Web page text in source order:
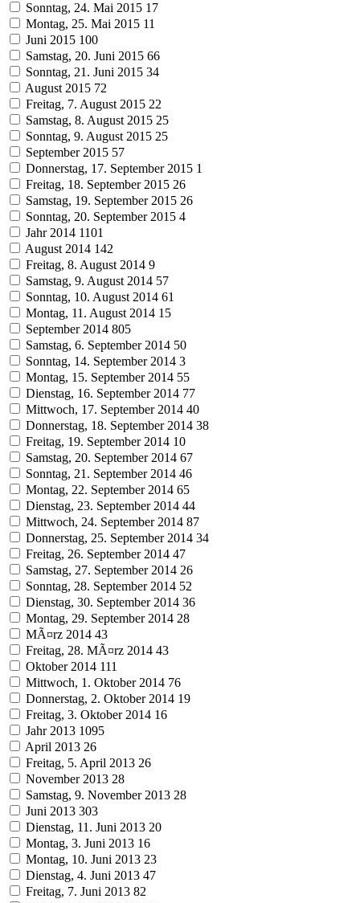
Sonntag, 24. Mai 2015 17
Montag, 25. Mai 2015 11
Juni 2015 100
Samstag, 20. Juni 2015 66
Sonntag, 21. Juni 2015 34
August 2015 72
Freitag, 7. August 2015 22
Samstag, 8. August 2015 25
Sonntag, 9. August 2015 25
September 2015 57
Donnerstag, 17. September 2015 1
Freitag, 18. September 2015 26
Samstag, 19. September 2015 26
Sonntag, 20. September 2015 4
Jahr 2014 1101
August 2014 142
Freitag, 8. August 2014 9
Samstag, 9. August 2014 57
Sonntag, 10. August 2014 61
Montag, 11. August 2014 15
September 2014 805
Samstag, 6. September 2014 50
Sonntag, 14. September 2014 3
Montag, 15. September 2014 55
Dienstag, 16. September 2014 77
Mittwoch, 17. September 2014 40
Donnerstag, 18. September 2014 38
Freitag, 19. September 2014 10
Samstag, 20. September 2014 67
Sonntag, 21. September 2014 46
Montag, 22. September 2014 65
Dienstag, 23. September 2014 44
Mittwoch, 24. September 2014 87
Donnerstag, 25. September 2014 34
Freitag, 26. September 2014 47
Samstag, 27. September 2014 26
Sonntag, 28. September 2014 52
Dienstag, 30. September 2014 36
Montag, 29. September 2014 28
MÃ¤rz 2014 43
Freitag, 28. MÃ¤rz 2014 43
Oktober 2014 111
Mittwoch, 1. Oktober 2014 76
Donnerstag, 2. Oktober 2014 19
Freitag, 3. Oktober 2014 16
Jahr 2013 1095
April 2013 26
Freitag, 5. April 2013 26
November 2013 28
Samstag, 9. November 2013 28
Juni 2013 303
Dienstag, 11. Juni 2013 20
Montag, 3. Juni 2013 16
Montag, 10. Juni 2013 23
Dienstag, 4. Juni 2013 47
Freitag, 7. Juni 2013 82